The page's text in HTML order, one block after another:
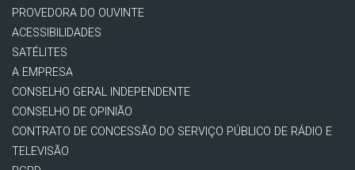
PROVEDORA DO OUVINTE
ACESSIBILIDADES
SATÉLITES
A EMPRESA
CONSELHO GERAL INDEPENDENTE
CONSELHO DE OPINIÃO
CONTRATO DE CONCESSÃO DO SERVIÇO PÚBLICO DE RÁDIO E
TELEVISÃO